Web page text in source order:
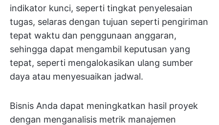
indikator kunci, seperti tingkat penyelesaian
tugas, selaras dengan tujuan seperti pengiriman
tepat waktu dan penggunaan anggaran,
sehingga dapat mengambil keputusan yang
tepat, seperti mengalokasikan ulang sumber
daya atau menyesuaikan jadwal.
Bisnis Anda dapat meningkatkan hasil proyek
dengan menganalisis metrik manajemen